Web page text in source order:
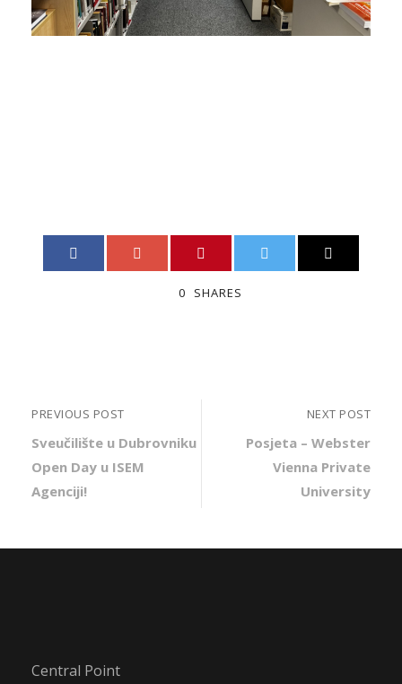
0 SHARES
PREVIOUS POST
Sveučilište u Dubrovniku
Open Day u ISEM
Agenciji!
NEXT POST
Posjeta – Webster
Vienna Private
University
Central Point